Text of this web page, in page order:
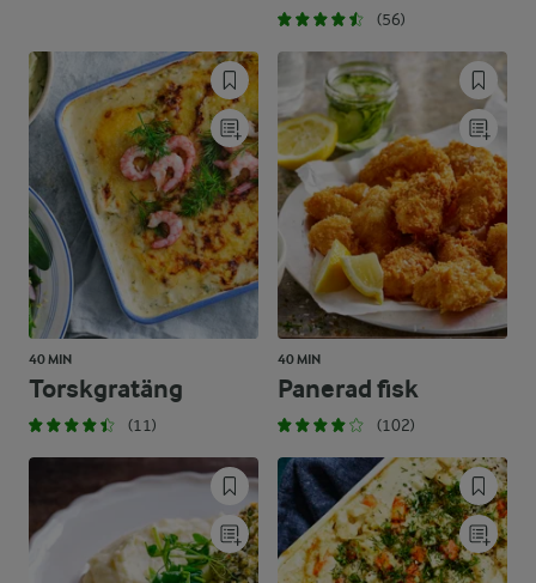
(56)
40 MIN
Torskgratäng
(11)
40 MIN
Panerad fisk
(102)